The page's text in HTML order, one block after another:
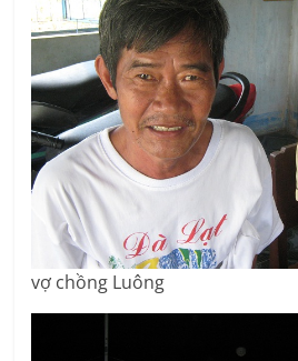
vợ chồng Luông